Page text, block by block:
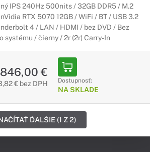
IPS 240Hz 500nits / 32GB DDR5 / M.2
RTX 5070 12GB / WiFi / BT / USB 3.2
4 / LAN / HDMI / bez DVD / Bez
systému / čierny / 2r (2r) Carry-In
€
€ bez DPH Dostupnosť:
NA SKLADE
ĎALŠIE (1 Z 2)